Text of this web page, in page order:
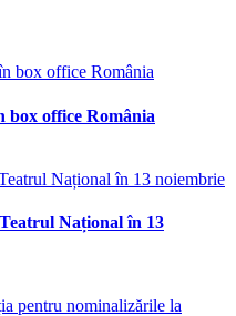
box office România
Național în 13